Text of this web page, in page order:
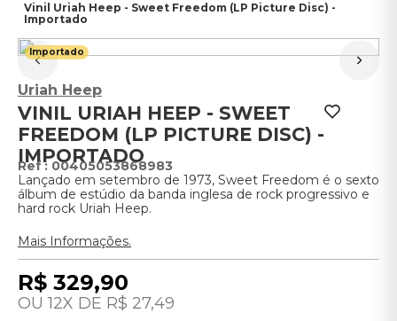
Vinil Uriah Heep - Sweet Freedom (LP Picture Disc) -
Importado
Importado
Uriah Heep
VINIL URIAH HEEP - SWEET
FREEDOM (LP PICTURE DISC) -
IMPORTADO
: 00405053868983
Lançado em setembro de 1973, Sweet Freedom é o sexto
álbum de estúdio da banda inglesa de rock progressivo e
hard rock Uriah Heep.
Mais Informações.
R$ 329,90
12 R$ 27,49